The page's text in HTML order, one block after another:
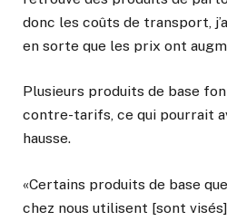
donc les coûts de transport,
en sorte que les prix ont
Plusieurs produits de base
contre-tarifs, ce qui pourrait
hausse.
«Certains produits de base
chez nous utilisent [sont